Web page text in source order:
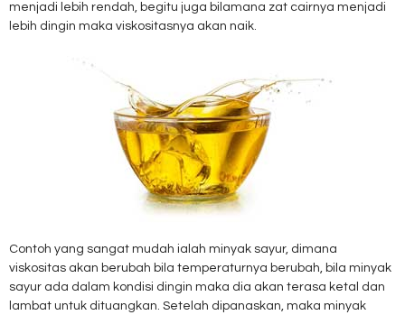
menjadi lebih rendah, begitu juga bilamana zat cairnya menjadi
lebih dingin maka viskositasnya akan naik.
Contoh yang sangat mudah ialah minyak sayur, dimana
viskositas akan berubah bila temperaturnya berubah, bila minyak
sayur ada dalam kondisi dingin maka dia akan terasa ketal dan
lambat untuk dituangkan. Setelah dipanaskan, maka minyak